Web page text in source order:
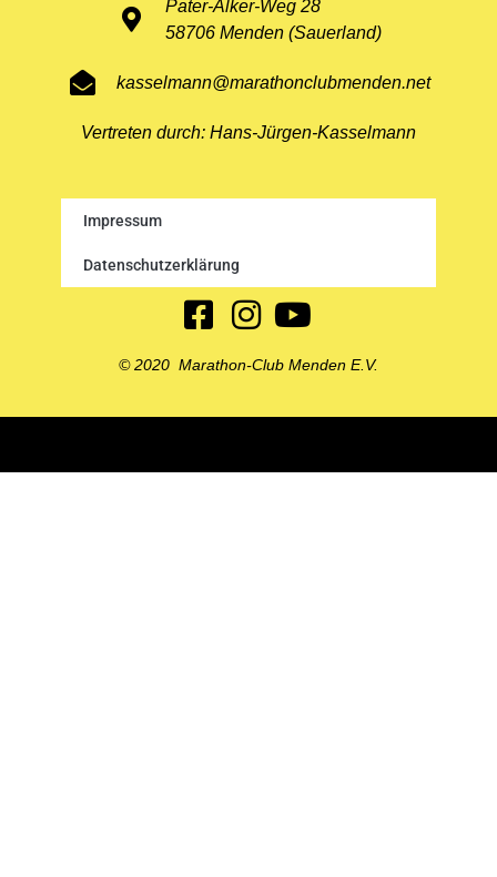
Pater-Alker-Weg 28
58706 Menden (Sauerland)
kasselmann@marathonclubmenden.net
Vertreten durch: Hans-Jürgen-Kasselmann
Impressum
Datenschutzerklärung
© 2020 Marathon-Club Menden E.V.